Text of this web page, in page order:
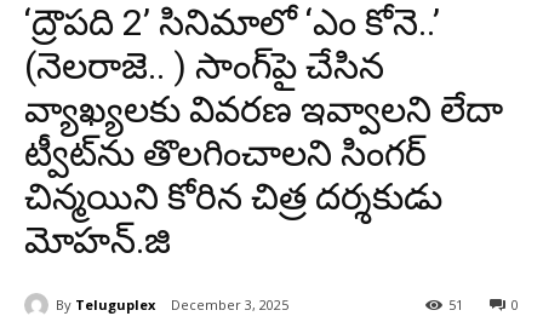
‘ద్రౌపది 2’ సినిమాలో ‘ఎం కోనె..’
(నెలరాజె.. ) సాంగ్‌పై చేసిన
వ్యాఖ్యలకు వివరణ ఇవ్వాల‌ని లేదా
ట్వీట్‌ను తొల‌గించాల‌ని సింగర్
చిన్మయిని కోరిన చిత్ర దర్శ‌కుడు
మోహ‌న్.జి
By Teluguplex December 3, 2025 0
51